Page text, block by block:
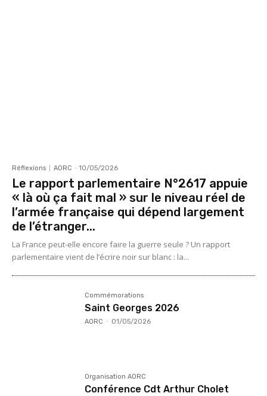
Réflexions AORC - 10/05/2026
Le rapport parlementaire N°2617 appuie
« là où ça fait mal » sur le niveau réel de
l’armée française qui dépend largement
de l’étranger...
La France peut-elle encore faire la guerre seule ? Un rapport
parlementaire vient de l’écrire noir sur blanc : la...
Commémorations
Saint Georges 2026
AORC - 01/05/2026
Organisation AORC
Conférence Cdt Arthur Cholet